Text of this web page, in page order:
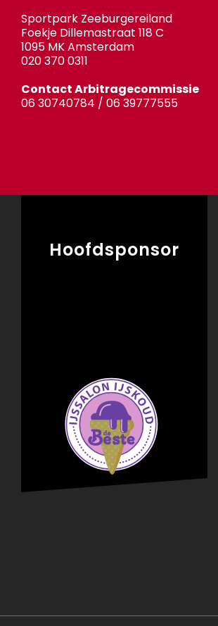
Sportpark Zeeburgereiland
Foekje Dillemastraat 118 C
1095 MK Amsterdam
020 370 0311
Contact Arbitragecommissie
06 30740784 / 06 39777555
Hoofdsponsor